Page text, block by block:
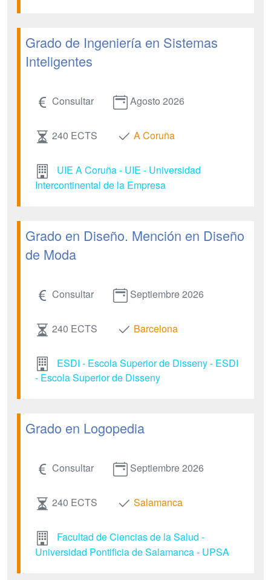
Grado de Ingeniería en Sistemas
Inteligentes
Consultar Agosto 2026
240 ECTS A Coruña
UIE A Coruña - UIE - Universidad
Intercontinental de la Empresa
Grado en Diseño. Mención en Diseño
de Moda
Consultar Septiembre 2026
240 ECTS Barcelona
ESDI - Escola Superior de Disseny - ESDI
- Escola Superior de Disseny
Grado en Logopedia
Consultar Septiembre 2026
240 ECTS Salamanca
Facultad de Ciencias de la Salud -
Universidad Pontificia de Salamanca - UPSA